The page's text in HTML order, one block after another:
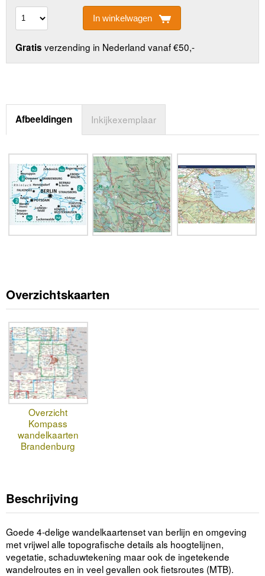
In winkelwagen
Gratis verzending in Nederland vanaf €50,-
Afbeeldingen Inkijkexemplaar
Overzichtskaarten
Overzicht
Kompass
wandelkaarten
Brandenburg
Beschrijving
Goede 4-delige wandelkaartenset van berlijn en omgeving
met vrijwel alle topografische details als hoogtelijnen,
vegetatie, schaduwtekening maar ook de ingetekende
wandelroutes en in veel gevallen ook fietsroutes (MTB).